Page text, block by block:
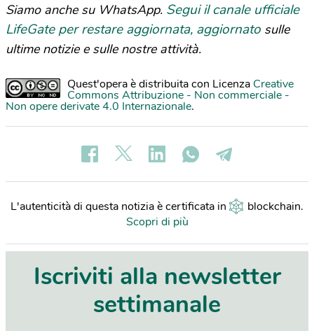
Siamo anche su WhatsApp. Segui il canale ufficiale
LifeGate per restare aggiornata, aggiornato sulle
ultime notizie e sulle nostre attività.
Quest'opera è distribuita con Licenza Creative
Commons Attribuzione - Non commerciale -
Non opere derivate 4.0 Internazionale.
L'autenticità di questa notizia è certificata in blockchain.
Scopri di più
Iscriviti alla newsletter
settimanale